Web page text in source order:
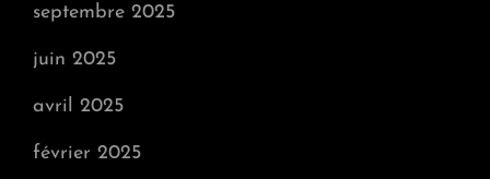
septembre 2025
juin 2025
avril 2025
février 2025